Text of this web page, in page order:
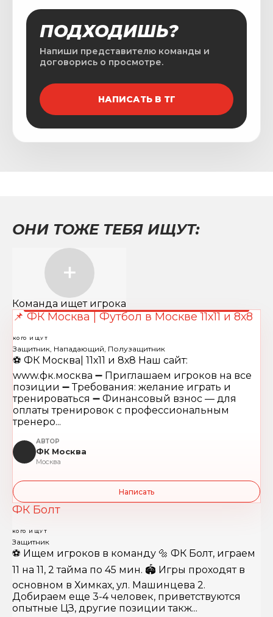
ПОДХОДИШЬ?
Напиши представителю команды и
договорись о просмотре.
НАПИСАТЬ В ТГ
ОНИ ТОЖЕ ТЕБЯ ИЩУТ:
Команда ищет игрока
📌 ФК Москва | Футбол в Москве 11х11 и 8х8
КОГО ИЩУТ
Защитник, Нападающий, Полузащитник
⚽️ ФК Москва| 11х11 и 8х8 Наш сайт:
www.фк.москва ➖ Приглашаем игроков на все
позиции ➖ Требования: желание играть и
тренироваться ➖ Финансовый взнос — для
оплаты тренировок с профессиональным
тренеро...
АВТОР
ФК Москва
Москва
Написать
ФК Болт
КОГО ИЩУТ
Защитник
⚽️ Ищем игроков в команду 🔩 ФК Болт, играем
11 на 11, 2 тайма по 45 мин. 🏟️ Игры проходят в
основном в Химках, ул. Машинцева 2.
Добираем еще 3-4 человек, приветствуются
опытные ЦЗ, другие позиции такж...